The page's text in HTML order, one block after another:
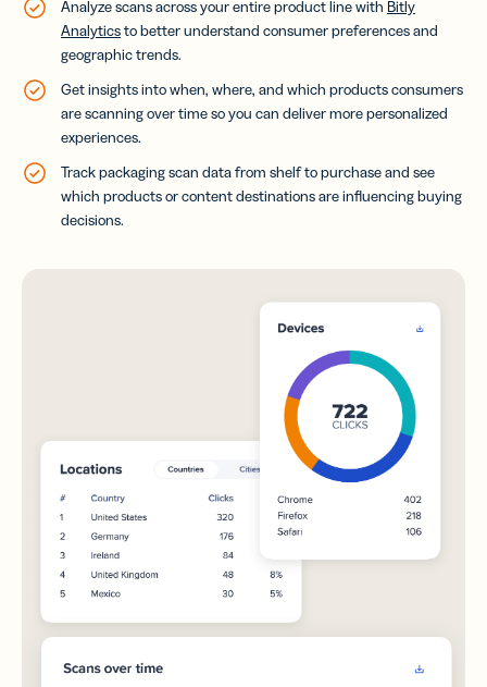
Analyze scans across your entire product line with Bitly
Analyticsto better understand consumer preferences and
geographic trends.
Get insights into when, where, and which products consumers
are scanning over time so you can deliver more personalized
experiences.
Track packaging scan data from shelf to purchase and see
which products or content destinations are influencing buying
decisions.